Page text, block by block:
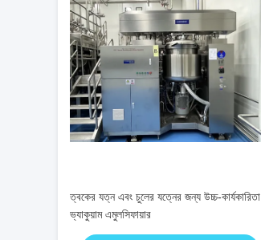
ত্বকের যত্ন এবং চুলের যত্নের জন্য উচ্চ-কার্যকারিতা
ভ্যাকুয়াম এমুলসিফায়ার